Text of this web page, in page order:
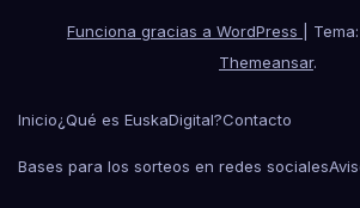
Funciona gracias a WordPress
Themeansar.
Inicio¿Qué es EuskaDigital?Contacto
Bases para los sorteos en redes sociales